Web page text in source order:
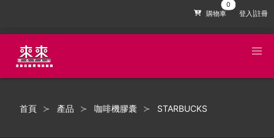
購物車 登入|註冊
首頁 產品 咖啡機膠囊 STARBUCKS